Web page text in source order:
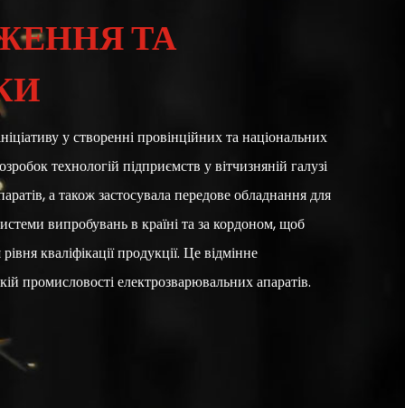
ТА
у створенні провінційних та національних
технологій підприємств у вітчизняній галузі
а також застосувала передове обладнання для
випробувань в країні та за кордоном, щоб
кваліфікації продукції. Це відмінне
промисловості електрозварювальних апаратів.